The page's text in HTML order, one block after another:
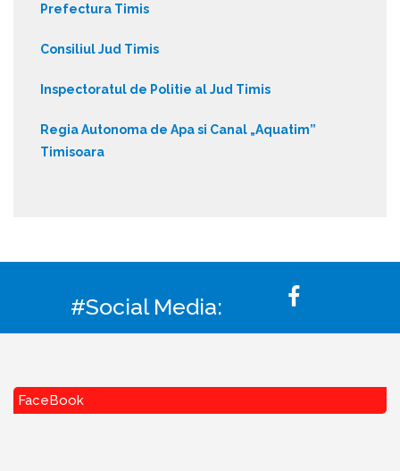
Prefectura Timis
Consiliul Jud Timis
Inspectoratul de Politie al Jud Timis
Regia Autonoma de Apa si Canal „Aquatim”
Timisoara
#Social Media:
FaceBook